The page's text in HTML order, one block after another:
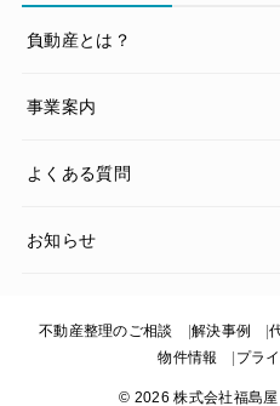
負動産とは？
事業案内
よくある質問
お知らせ
不動産整理のご相談 解決事例
物件情報
プラ
© 2026 株式会社福島